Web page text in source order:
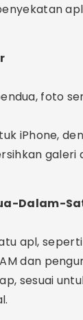
teknikal,
memori
Terima
penuh
Lihat apl
banyak